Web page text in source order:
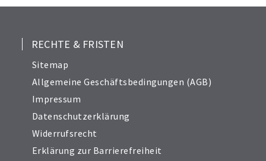
RECHTE & FRISTEN
Sitemap
Allgemeine Geschäftsbedingungen (AGB)
Impressum
Datenschutzerklärung
Widerrufsrecht
Erklärung zur Barrierefreiheit